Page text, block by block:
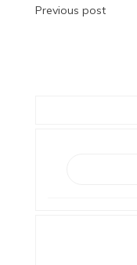
投
Previous post